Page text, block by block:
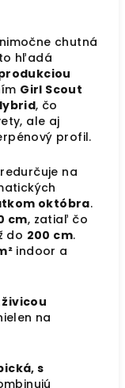
chutná
hľadá
Girl Scout
, čo
ale aj
profil.
na
októbra.
cm, zatiaľ čo
do 200 cm.
indoor a
na
s